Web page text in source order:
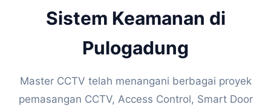
Sistem Keamanan di
Pulogadung
Master CCTV telah menangani berbagai proyek
pemasangan CCTV, Access Control, Smart Door